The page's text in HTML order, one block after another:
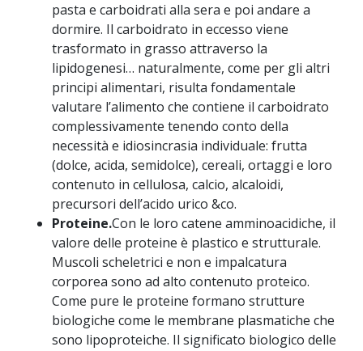
pasta e carboidrati alla sera e poi andare a
dormire. Il carboidrato in eccesso viene
trasformato in grasso attraverso la
lipidogenesi… naturalmente, come per gli altri
principi alimentari, risulta fondamentale
valutare l’alimento che contiene il carboidrato
complessivamente tenendo conto della
necessità e idiosincrasia individuale: frutta
(dolce, acida, semidolce), cereali, ortaggi e loro
contenuto in cellulosa, calcio, alcaloidi,
precursori dell’acido urico &co.
Proteine.Con le loro catene amminoacidiche, il
valore delle proteine è plastico e strutturale.
Muscoli scheletrici e non e impalcatura
corporea sono ad alto contenuto proteico.
Come pure le proteine formano strutture
biologiche come le membrane plasmatiche che
sono lipoproteiche. Il significato biologico delle